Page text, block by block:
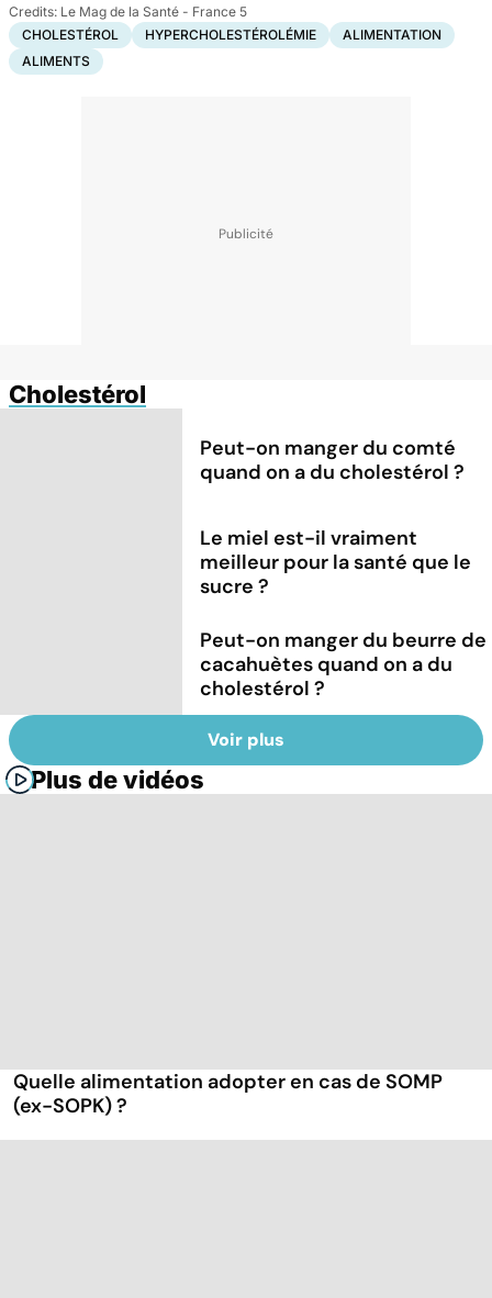
Le Mag de la Santé - France 5
CHOLESTÉROL
HYPERCHOLESTÉROLÉMIE
ALIMENTATION
ALIMENTS
Cholestérol
Peut-on manger du comté
quand on a du cholestérol ?
Le miel est-il vraiment
meilleur pour la santé que le
sucre ?
Peut-on manger du beurre de
cacahuètes quand on a du
cholestérol ?
Voir plus
Plus de vidéos
Quelle alimentation adopter en cas de SOMP
(ex-SOPK) ?